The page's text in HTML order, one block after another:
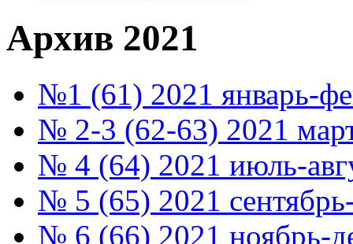
Архив 2021
№1 (61) 2021 январь-
№ 2-3 (62-63) 2021
№ 4 (64) 2021 июль-
№ 5 (65) 2021
№ 6 (66) 2021 ноябрь-